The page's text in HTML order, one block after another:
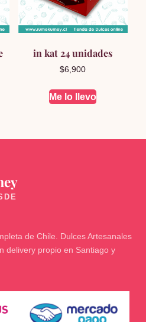
in kat 24 unidades
$6,900
Me lo llevo
de Chile. Dulces Artesanales
delivery propio en Santiago y